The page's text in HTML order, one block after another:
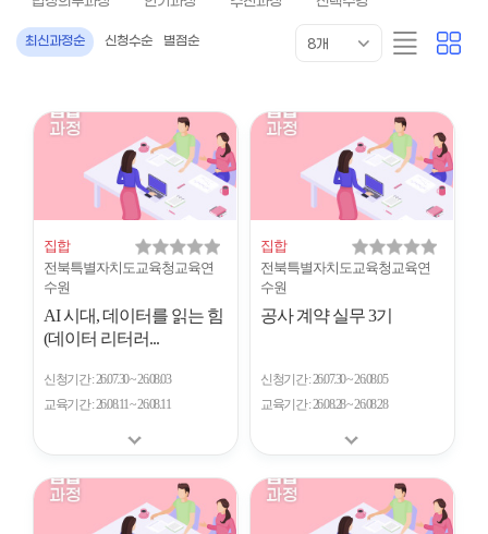
최신과정순 신청수순 별점순
개
수
8개
리
스
카
드
집합
전북특별자치도교육청교육연
수원
AI 시대, 데이터를 읽는 힘
(데이터 리터러...
신청기간 26.07.30 ~ 26.08.03
교육기간 26.08.11 ~ 26.08.11
집합
전북특별자치도교육청교육연
수원
공사 계약 실무 3기
신청기간 26.07.30 ~ 26.08.05
교육기간 26.08.28 ~ 26.08.28